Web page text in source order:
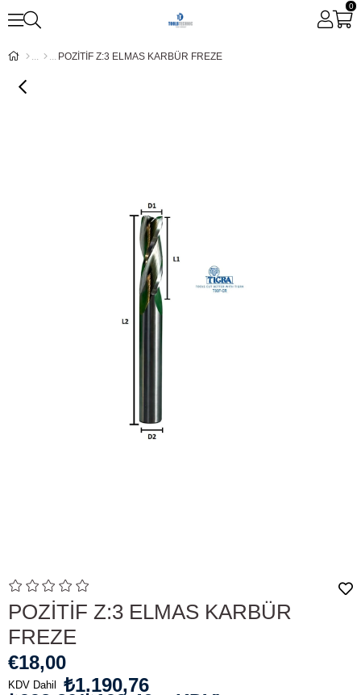
0
POZİTİF Z:3 ELMAS KARBÜR FREZE
POZİTİF Z:3 ELMAS KARBÜR
FREZE
€18,00
KDV Dahil ₺1.190,76